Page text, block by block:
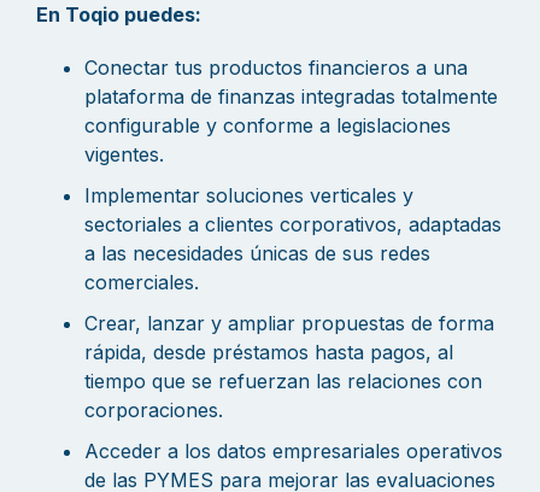
En Toqio puedes:
Conectar tus productos financieros a una
plataforma de finanzas integradas totalmente
configurable y conforme a legislaciones
vigentes.
Implementar soluciones verticales y
sectoriales a clientes corporativos, adaptadas
a las necesidades únicas de sus redes
comerciales.
Crear, lanzar y ampliar propuestas de forma
rápida, desde préstamos hasta pagos, al
tiempo que se refuerzan las relaciones con
corporaciones.
Acceder a los datos empresariales operativos
de las PYMES para mejorar las evaluaciones